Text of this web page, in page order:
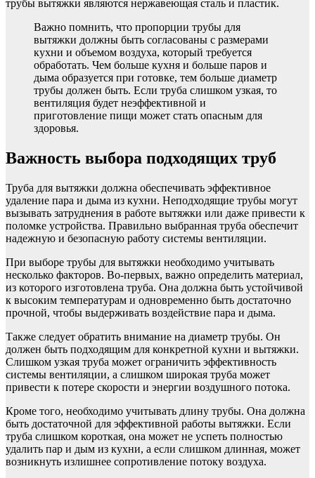
трубы вытяжки являются нержавеющая сталь и пластик.
Важно помнить, что пропорции трубы для
вытяжки должны быть согласованы с размерами
кухни и объемом воздуха, который требуется
обработать. Чем больше кухня и больше паров и
дыма образуется при готовке, тем больше диаметр
трубы должен быть. Если труба слишком узкая, то
вентиляция будет неэффективной и
приготовление пищи может стать опасным для
здоровья.
Важность выбора подходящих труб
Труба для вытяжки должна обеспечивать эффективное
удаление пара и дыма из кухни. Неподходящие трубы могут
вызывать затруднения в работе вытяжки или даже привести к
поломке устройства. Правильно выбранная труба обеспечит
надежную и безопасную работу системы вентиляции.
При выборе трубы для вытяжки необходимо учитывать
несколько факторов. Во-первых, важно определить материал,
из которого изготовлена труба. Она должна быть устойчивой
к высоким температурам и одновременно быть достаточно
прочной, чтобы выдерживать воздействие пара и дыма.
Также следует обратить внимание на диаметр трубы. Он
должен быть подходящим для конкретной кухни и вытяжки.
Слишком узкая труба может ограничить эффективность
системы вентиляции, а слишком широкая труба может
привести к потере скорости и энергии воздушного потока.
Кроме того, необходимо учитывать длину трубы. Она должна
быть достаточной для эффективной работы вытяжки. Если
труба слишком короткая, она может не успеть полностью
удалить пар и дым из кухни, а если слишком длинная, может
возникнуть излишнее сопротивление потоку воздуха.